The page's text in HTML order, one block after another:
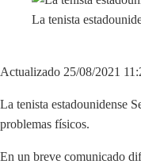
La tenista
Actualizado 25/08/2021
La tenista estadounidense
problemas físicos.
En un breve comunicado